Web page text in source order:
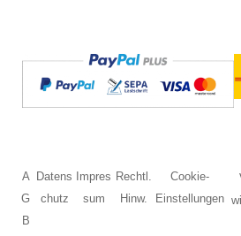
A
G
B
Datens
chutz
Impres
sum
Rechtl.
Hinw.
Cookie-
Einstellungen